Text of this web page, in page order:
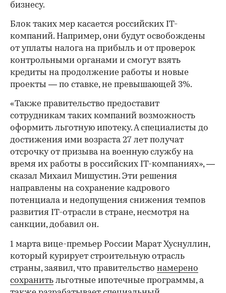
бизнесу.
Блок таких мер касается российских IT-
компаний. Например, они будут освобождены
от уплаты налога на прибыль и от проверок
контрольными органами и смогут взять
кредиты на продолжение работы и новые
проекты — по ставке, не превышающей 3%.
«Также правительство предоставит
сотрудникам таких компаний возможность
оформить льготную ипотеку. А специалисты до
достижения ими возраста 27 лет получат
отсрочку от призыва на военную службу на
время их работы в российских IT-компаниях», —
сказал Михаил Мишустин. Эти решения
направлены на сохранение кадрового
потенциала и недопущения снижения темпов
развития IT-отрасли в стране, несмотря на
санкции, добавил он.
1 марта вице-премьер России Марат Хуснуллин,
который курирует строительную отрасль
страны, заявил, что правительство намерено
сохранить льготные ипотечные программы, а